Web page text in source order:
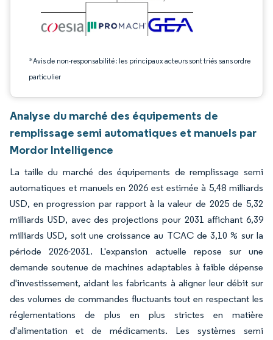
*Avis de non-responsabilité : les principaux acteurs sont triés sans ordre
particulier
Analyse du marché des équipements de
remplissage semi automatiques et manuels par
Mordor Intelligence
La taille du marché des équipements de remplissage semi
automatiques et manuels en 2026 est estimée à 5,48 milliards
USD, en progression par rapport à la valeur de 2025 de 5,32
milliards USD, avec des projections pour 2031 affichant 6,39
milliards USD, soit une croissance au TCAC de 3,10 % sur la
période 2026-2031. L'expansion actuelle repose sur une
demande soutenue de machines adaptables à faible dépense
d'investissement, aidant les fabricants à aligner leur débit sur
des volumes de commandes fluctuants tout en respectant les
réglementations de plus en plus strictes en matière
d'alimentation et de médicaments. Les systèmes semi